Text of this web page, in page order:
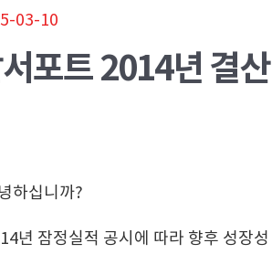
03-10
포트 2014년 결
하십니까?
년 잠정실적 공시에 따라 향후 성장